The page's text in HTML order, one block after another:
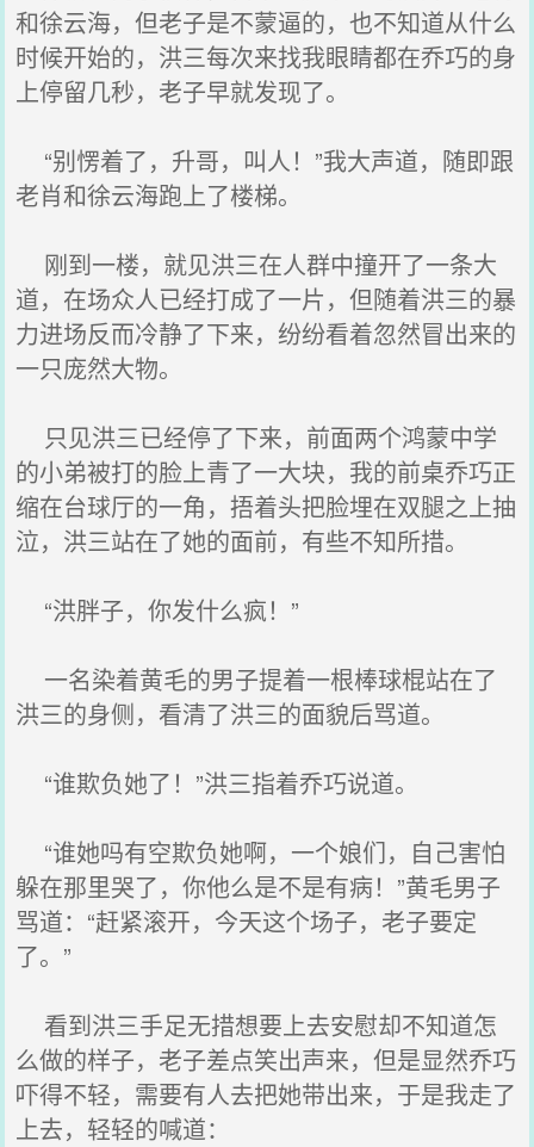
和徐云海，但老子是不蒙逼的，也不知道从什么
时候开始的，洪三每次来找我眼睛都在乔巧的身
上停留几秒，老子早就发现了。
“别愣着了，升哥，叫人！”我大声道，随即跟
老肖和徐云海跑上了楼梯。
刚到一楼，就见洪三在人群中撞开了一条大
道，在场众人已经打成了一片，但随着洪三的暴
力进场反而冷静了下来，纷纷看着忽然冒出来的
一只庞然大物。
只见洪三已经停了下来，前面两个鸿蒙中学
的小弟被打的脸上青了一大块，我的前桌乔巧正
缩在台球厅的一角，捂着头把脸埋在双腿之上抽
泣，洪三站在了她的面前，有些不知所措。
“洪胖子，你发什么疯！”
一名染着黄毛的男子提着一根棒球棍站在了
洪三的身侧，看清了洪三的面貌后骂道。
“谁欺负她了！”洪三指着乔巧说道。
“谁她吗有空欺负她啊，一个娘们，自己害怕
躲在那里哭了，你他么是不是有病！”黄毛男子
骂道：“赶紧滚开，今天这个场子，老子要定
了。”
看到洪三手足无措想要上去安慰却不知道怎
么做的样子，老子差点笑出声来，但是显然乔巧
吓得不轻，需要有人去把她带出来，于是我走了
上去，轻轻的喊道：